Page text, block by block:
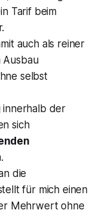
Tarif beim
auch als reiner
selbst
innerhalb der
sich
die
für mich einen
Mehrwert ohne